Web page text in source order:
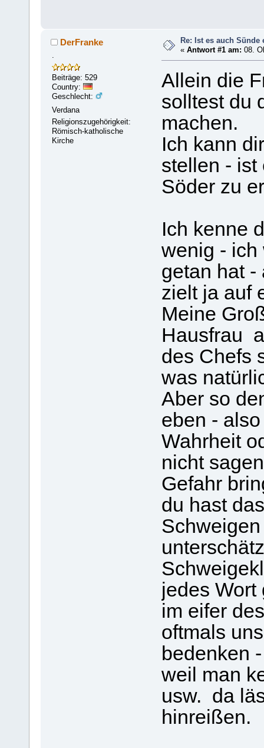
DerFranke
Beiträge: 529
Country:
Geschlecht:
Verdana
Religionszugehörigkeit:
Römisch-katholische
Kirche
Re: Ist es auch Sünde
«Antwort #1 am: 08.
Allein die
solltest du
machen.
Ich kann
stellen - ist
Söder zu
Ich kenne
wenig - ich
getan hat -
zielt ja auf
Meine
Hausfrau
des Chefs
was
Aber so
eben -
Wahrheit
nicht
Gefahr
du hast
jedes Wort
im eifer
oftmals
bedenken
weil man
usw. da
hinreißen.